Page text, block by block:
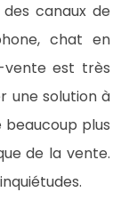
canaux de
chat en
vente est très
une solution à
beaucoup plus
de la vente.